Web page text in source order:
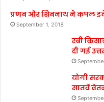
प्रणब और शिबनाथ ने कपल
September 1, 2018
रबी
दी गई
योगी
सातवें